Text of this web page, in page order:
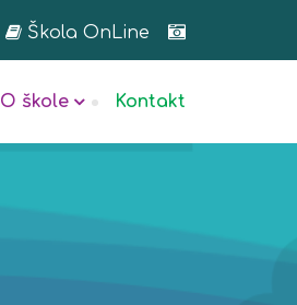
Škola OnLine
O škole Kontakt